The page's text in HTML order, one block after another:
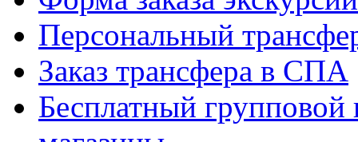
Персональный
Заказ трансфера в СПА
Бесплатный